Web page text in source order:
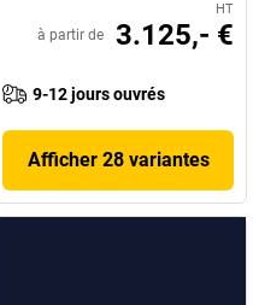
HT
à partir de 3.125,- €
9-12 jours ouvrés
Afficher 28 variantes